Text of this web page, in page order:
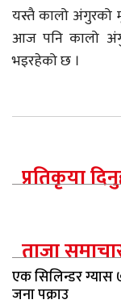
यस्तै कालो अंगुरको
आज पनि कालो
भइरहेको छ ।
प्रतिकृया
ताजा
एक सिलिन्डर
जना पक्राउ